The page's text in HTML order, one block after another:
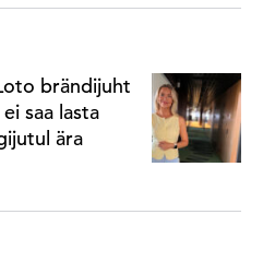
brändijuht
saa lasta
ära